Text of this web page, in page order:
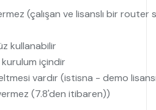
(çalışan ve lisanslı bir router
kullanabilir
içindir
vardır (istisna - demo
(7.8'den itibaren))